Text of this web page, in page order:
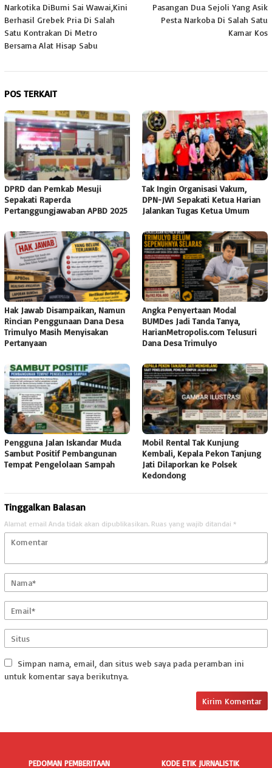
Narkotika DiBumi Sai Wawai,Kini
Berhasil Grebek Pria Di Salah
Satu Kontrakan Di Metro
Bersama Alat Hisap Sabu
Pasangan Dua Sejoli Yang Asik
Pesta Narkoba Di Salah Satu
Kamar Kos
POS TERKAIT
DPRD dan Pemkab Mesuji
Sepakati Raperda
Pertanggungjawaban APBD 2025
Tak Ingin Organisasi Vakum,
DPN-JWI Sepakati Ketua Harian
Jalankan Tugas Ketua Umum
Hak Jawab Disampaikan, Namun
Rincian Penggunaan Dana Desa
Trimulyo Masih Menyisakan
Pertanyaan
Angka Penyertaan Modal
BUMDes Jadi Tanda Tanya,
HarianMetropolis.com Telusuri
Dana Desa Trimulyo
Pengguna Jalan Iskandar Muda
Sambut Positif Pembangunan
Tempat Pengelolaan Sampah
Mobil Rental Tak Kunjung
Kembali, Kepala Pekon Tanjung
Jati Dilaporkan ke Polsek
Kedondong
Tinggalkan Balasan
Alamat email Anda tidak akan dipublikasikan. Ruas yang wajib ditandai *
Simpan nama, email, dan situs web saya pada peramban ini
untuk komentar saya berikutnya.
PEDOMAN PEMBERITAAN KODE ETIK JURNALISTIK